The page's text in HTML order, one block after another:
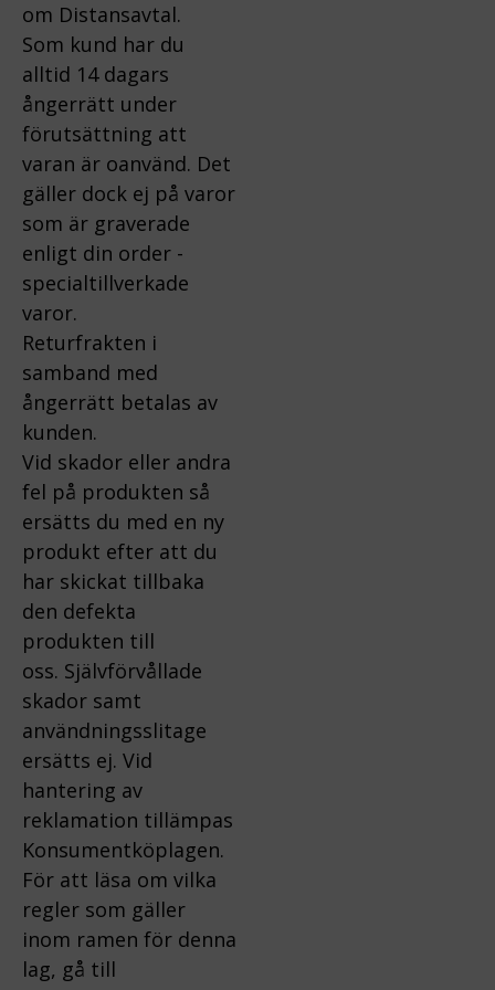
om Distansavtal.
Som kund har du
alltid 14 dagars
ångerrätt under
förutsättning att
varan är oanvänd. Det
gäller dock ej på varor
som är graverade
enligt din order -
specialtillverkade
varor.
Returfrakten i
samband med
ångerrätt betalas av
kunden.
Vid skador eller andra
fel på produkten så
ersätts du med en ny
produkt efter att du
har skickat tillbaka
den defekta
produkten till
oss. Självförvållade
skador samt
användningsslitage
ersätts ej. Vid
hantering av
reklamation tillämpas
Konsumentköplagen.
För att läsa om vilka
regler som gäller
inom ramen för denna
lag, gå till